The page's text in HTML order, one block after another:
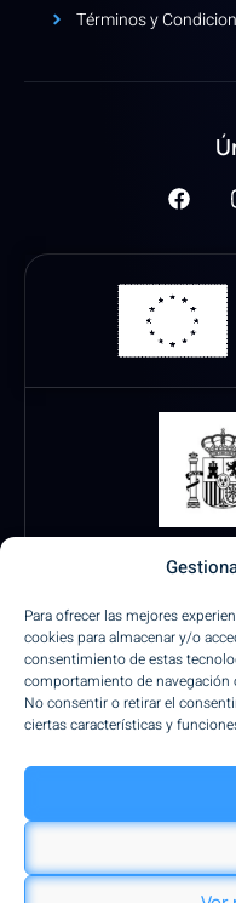
Para ofrecer las mejores
cookies para almacenar y/o
consentimiento de estas
comportamiento de navegación
No consentir o retirar el
ciertas características y
Términos y